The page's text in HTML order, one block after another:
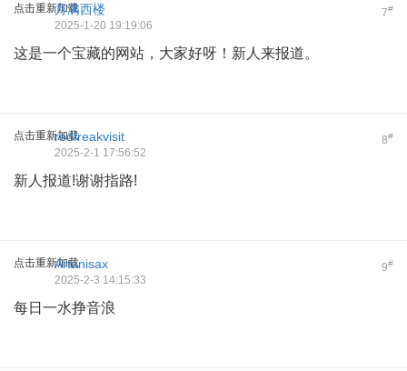
点击重新加载 7#
月满西楼
2025-1-20 19:19:06
这是一个宝藏的网站，大家好呀！新人来报道。
点击重新加载 8#
redfreakvisit
2025-2-1 17:56:52
新人报道!谢谢指路!
点击重新加载 9#
Artanisax
2025-2-3 14:15:33
每日一水挣音浪